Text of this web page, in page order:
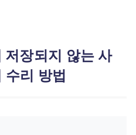
장되지 않는 사
수리 방법